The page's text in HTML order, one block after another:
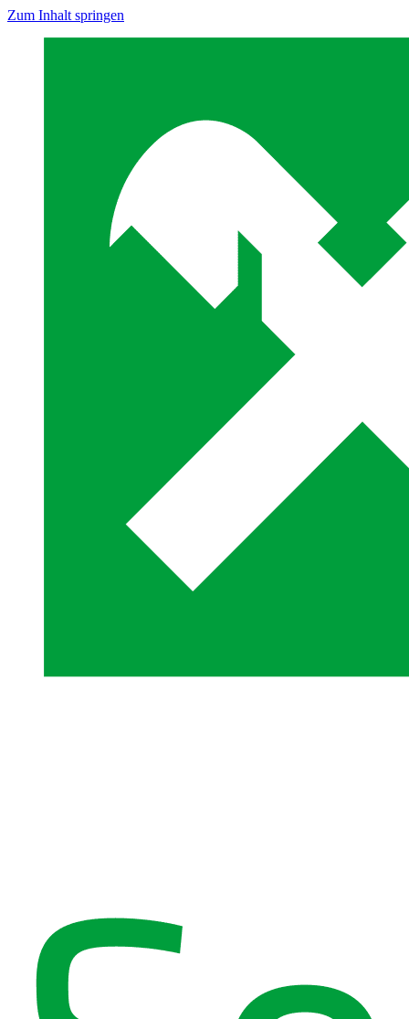
Zum Inhalt springen